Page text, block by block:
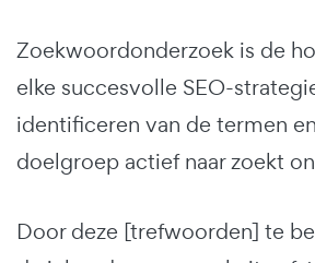
Zoekwoordonderzoek is de
elke succesvolle SEO-
identificeren van de termen
doelgroep actief naar zoekt
Door deze [trefwoorden] te